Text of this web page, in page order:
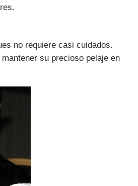
no requiere casi cuidados.
su precioso pelaje en